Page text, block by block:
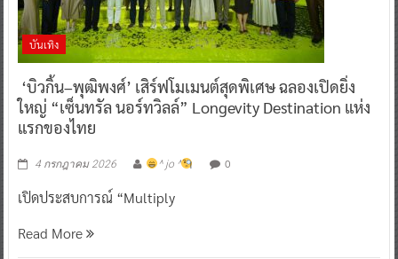
บันเทิง
‘บิวกิ้น–พุฒิพงศ์’ เสิร์ฟโมเมนต์สุดพิเศษ ฉลองเปิดยิ่ง
ใหญ่ “เซ็นทรัล นอร์ทวิลล์” Longevity Destination แห่ง
แรกของไทย
4 กรกฎาคม 2026 ^ jo ^ 0
เปิดประสบการณ์ “Multiply
Read More